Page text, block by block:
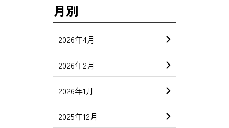
月別
2026年4月
2026年2月
2026年1月
2025年12月